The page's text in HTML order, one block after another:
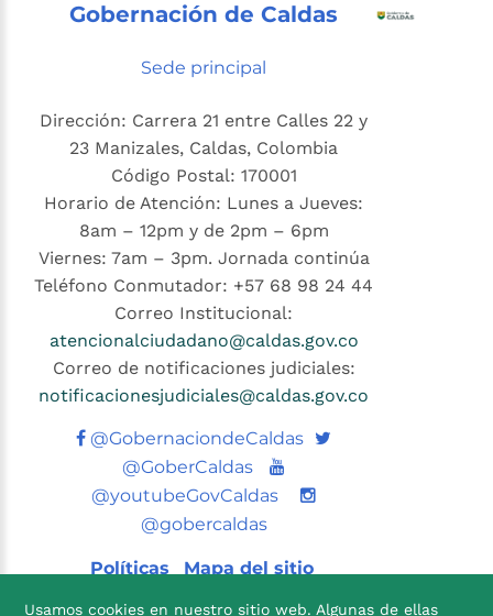
Gobernación de Caldas
Sede principal
Dirección: Carrera 21 entre Calles 22 y
23 Manizales, Caldas, Colombia
Código Postal: 170001
Horario de Atención: Lunes a Jueves:
8am – 12pm y de 2pm – 6pm
Viernes: 7am – 3pm. Jornada continúa
Teléfono Conmutador: +57 68 98 24 44
Correo Institucional:
atencionalciudadano@caldas.gov.co
Correo de notificaciones judiciales:
notificacionesjudiciales@caldas.gov.co
@GobernaciondeCaldas Twitter
@GoberCaldas
Youtube
@youtubeGovCaldas
@gobercaldas
Políticas Mapa del sitio
Usamos cookies en nuestro sitio web. Algunas de ellas